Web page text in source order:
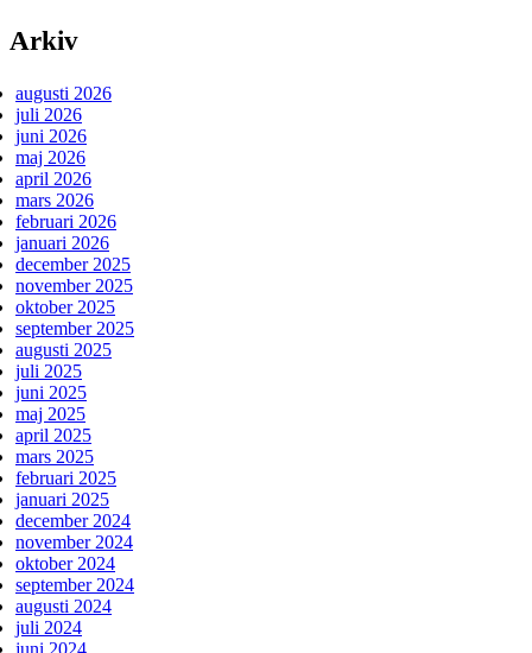
Arkiv
augusti 2026
juli 2026
juni 2026
maj 2026
april 2026
mars 2026
februari 2026
januari 2026
december 2025
november 2025
oktober 2025
september 2025
augusti 2025
juli 2025
juni 2025
maj 2025
april 2025
mars 2025
februari 2025
januari 2025
december 2024
november 2024
oktober 2024
september 2024
augusti 2024
juli 2024